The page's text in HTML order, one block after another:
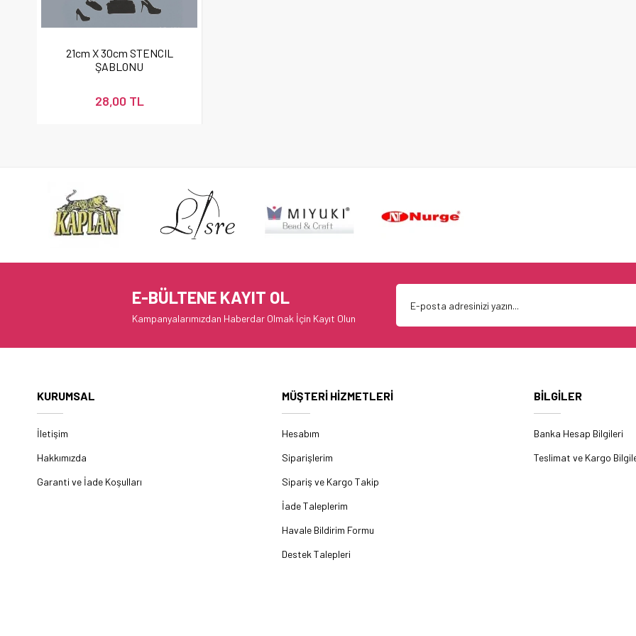
21cm X 30cm STENCIL
ŞABLONU
28,00 TL
E-BÜLTENE KAYIT OL
Kampanyalarımızdan Haberdar Olmak İçin Kayıt Olun
KURUMSAL
İletişim
Hakkımızda
Garanti ve İade Koşulları
MÜŞTERİ HİZMETLERİ
Hesabım
Siparişlerim
Sipariş ve Kargo Takip
İade Taleplerim
Havale Bildirim Formu
Destek Talepleri
BİLGİLER
Banka Hesap Bilgileri
Teslimat ve Kargo